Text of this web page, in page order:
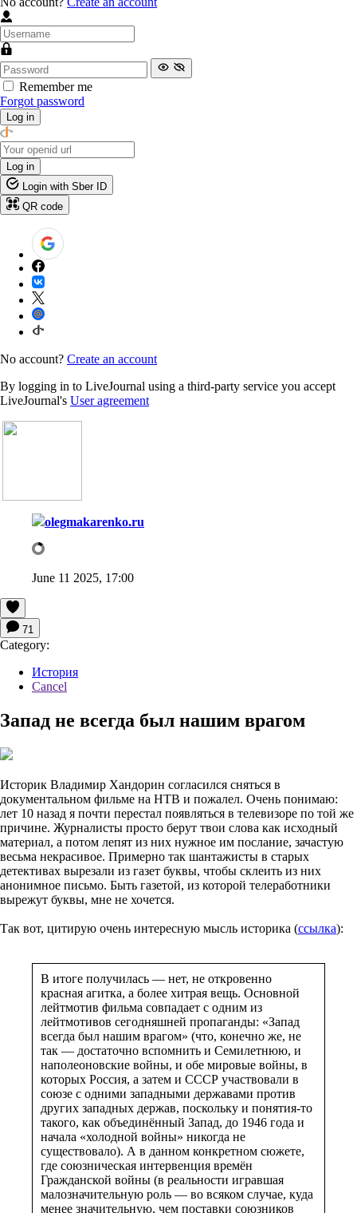
Remember me
Forgot password
Log in
Log in
Login with Sber ID
QR code
No account? Create an account
By logging in to LiveJournal using a third-party service you accept
LiveJournal's User agreement
olegmakarenko.ru
June 11 2025, 17:00
71
Category:
История
Cancel
Запад не всегда был нашим врагом
Историк Владимир Хандорин согласился сняться в
документальном фильме на НТВ и пожалел. Очень понимаю:
лет 10 назад я почти перестал появляться в телевизоре по той же
причине. Журналисты просто берут твои слова как исходный
материал, а потом лепят из них нужное им послание, зачастую
весьма некрасивое. Примерно так шантажисты в старых
детективах вырезали из газет буквы, чтобы склеить из них
анонимное письмо. Быть газетой, из которой телеработники
вырежут буквы, мне не хочется.
Так вот, цитирую очень интересную мысль историка (ссылка):
В итоге получилась — нет, не откровенно
красная агитка, а более хитрая вещь. Основной
лейтмотив фильма совпадает с одним из
лейтмотивов сегодняшней пропаганды: «Запад
всегда был нашим врагом» (что, конечно же, не
так — достаточно вспомнить и Семилетнюю, и
наполеоновские войны, и обе мировые войны, в
которых Россия, а затем и СССР участвовали в
союзе с одними западными державами против
других западных держав, поскольку и понятия-то
такого, как объединённый Запад, до 1946 года и
начала «холодной войны» никогда не
существовало). А в данном конкретном сюжете,
где союзническая интервенция времён
Гражданской войны (в реальности игравшая
малозначительную роль — во всяком случае, куда
менее значительную, чем поставки союзников